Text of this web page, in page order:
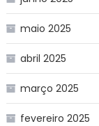
maio 2025
abril 2025
março 2025
fevereiro 2025